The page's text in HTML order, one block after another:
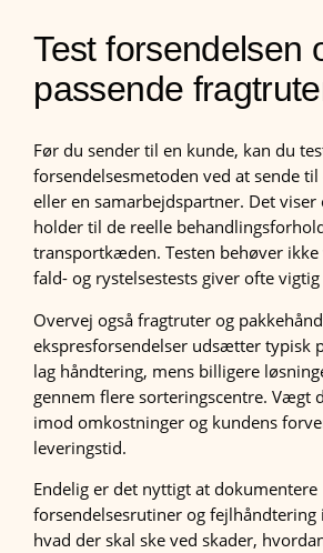
Test forsendelsen
passende
Før du sender til en kunde, kan du
forsendelsesmetoden ved at sende
eller en samarbejdspartner. Det viser
holder til de reelle
transportkæden. Testen behøver
fald- og rystelsestests giver ofte vigtig
Overvej også fragtruter og
ekspresforsendelser udsætter typisk
lag håndtering, mens billigere
gennem flere sorteringscentre. Vægt
imod omkostninger og kundens
leveringstid.
Endelig er det nyttigt at dokumentere
forsendelsesrutiner og
hvad der skal ske ved skader,